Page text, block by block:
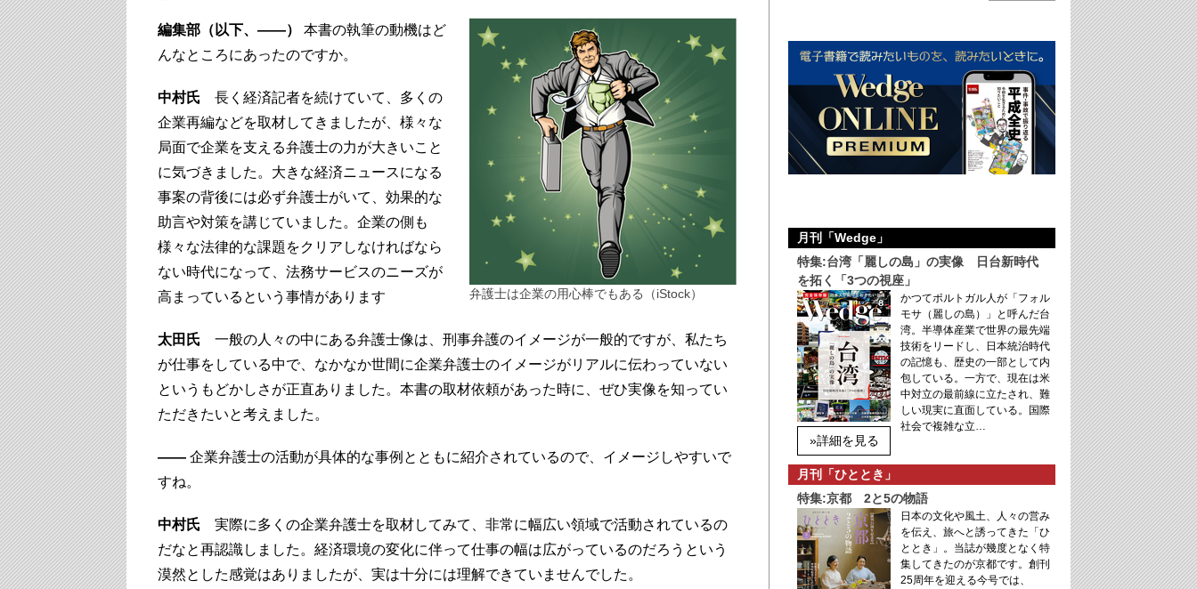
弁護士は企業の用心棒でもある（iStock）
編集部（以下、――）
本書の執筆の動機はど
んなところにあったのですか。
中村氏 長く経済記者を続けていて、多くの
企業再編などを取材してきましたが、様々な
局面で企業を支える弁護士の力が大きいこと
に気づきました。大きな経済ニュースになる
事案の背後には必ず弁護士がいて、効果的な
助言や対策を講じていました。企業の側も
様々な法律的な課題をクリアしなければなら
ない時代になって、法務サービスのニーズが
高まっているという事情があります
太田氏 一般の人々の中にある弁護士像は、刑事弁護のイメージが一般的ですが、私たち
が仕事をしている中で、なかなか世間に企業弁護士のイメージがリアルに伝わっていない
というもどかしさが正直ありました。本書の取材依頼があった時に、ぜひ実像を知ってい
ただきたいと考えました。
―― 企業弁護士の活動が具体的な事例とともに紹介されているので、イメージしやすいで
すね。
中村氏 実際に多くの企業弁護士を取材してみて、非常に幅広い領域で活動されているの
だなと再認識しました。経済環境の変化に伴って仕事の幅は広がっているのだろうという
漠然とした感覚はありましたが、実は十分には理解できていませんでした。
月刊「Wedge」
特集:台湾「麗しの島」の実像 日台新時代
を拓く「3つの視座」
»詳細を見る
かつてポルトガル人が「フォル
モサ（麗しの島）」と呼んだ台
湾。半導体産業で世界の最先端
技術をリードし、日本統治時代
の記憶も、歴史の一部として内
包している。一方で、現在は米
中対立の最前線に立たされ、難
しい現実に直面している。国際
社会で複雑な立…
月刊「ひととき」
特集:京都 2と5の物語
日本の文化や風土、人々の営み
を伝え、旅へと誘ってきた「ひ
ととき」。当誌が幾度となく特
集してきたのが京都です。創刊
25周年を迎える今号では、